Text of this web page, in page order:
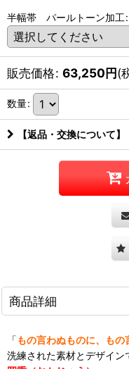
半幅帯 パールトーン加工:
販売価格: 63,250円(
数量:
【返品・交換について】
商品詳細
「もの言わぬものに、もの
洗練された素材とデザイン